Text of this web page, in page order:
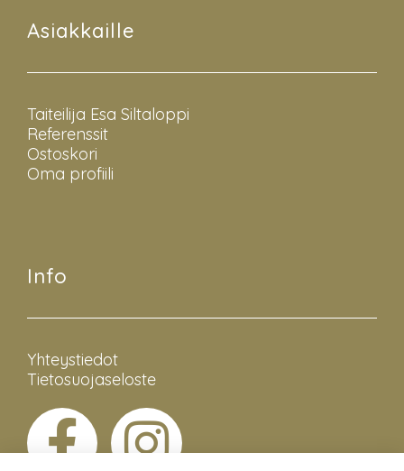
Asiakkaille
Taiteilija Esa Siltaloppi
Referenssit
Ostoskori
Oma profiili
Info
Yhteystiedot
Tietosuojaseloste